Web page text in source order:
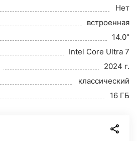
Нет
встроенная
14.0"
Intel Core Ultra 7
2024 г.
классический
16 ГБ